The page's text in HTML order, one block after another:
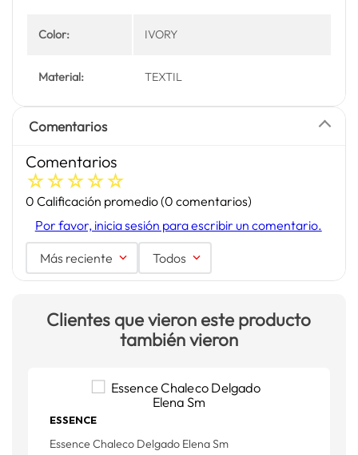
Color: IVORY
Material: TEXTIL
Comentarios
Comentarios
☆☆☆☆☆
0 Calificación promedio(0 comentarios)
Por favor, inicia sesión para escribir un comentario.
Más reciente Todos
Clientes que vieron este producto
también vieron
ESSENCE
Essence Chaleco Delgado Elena Sm